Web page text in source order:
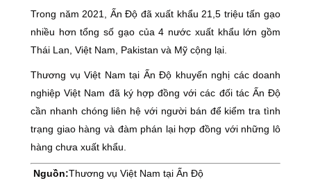
Trong năm 2021, Ấn Độ đã xuất khẩu 21,5 triệu tấn gạo
nhiều hơn tổng số gạo của 4 nước xuất khẩu lớn gồm
Thái Lan, Việt Nam, Pakistan và Mỹ cộng lại.
Thương vụ Việt Nam tại Ấn Độ khuyến nghị các doanh
nghiệp Việt Nam đã ký hợp đồng với các đối tác Ấn Độ
cần nhanh chóng liên hệ với người bán để kiểm tra tình
trạng giao hàng và đàm phán lại hợp đồng với những lô
hàng chưa xuất khẩu.
Nguồn:Thương vụ Việt Nam tại Ấn Độ